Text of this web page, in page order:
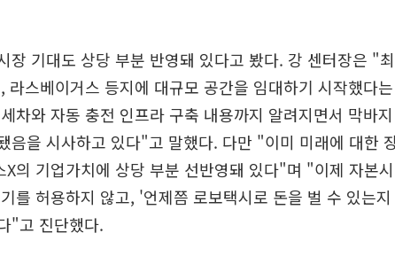
장 기대도 상당 부분 반영돼 있다고 봤다. 강 센터장은 "최
스베이거스 등지에 대규모 공간을 임대하기 시작했다는
차와 자동 충전 인프라 구축 내용까지 알려지면서 막바지
음을 시사하고 있다"고 말했다. 다만 "이미 미래에 대한
의 기업가치에 상당 부분 선반영돼 있다"며 "이제 자본시
를 허용하지 않고, '언제쯤 로보택시로 돈을 벌 수 있는지
"고 진단했다.